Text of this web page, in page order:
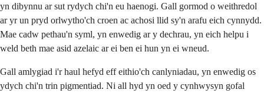
yn dibynnu ar sut rydych chi'n eu haenogi. Gall gormod o weithredol
ar yr un pryd orlwytho'ch croen ac achosi llid sy'n arafu eich cynnydd.
Mae cadw pethau'n syml, yn enwedig ar y dechrau, yn eich helpu i
weld beth mae asid azelaic ar ei ben ei hun yn ei wneud.
Gall amlygiad i'r haul hefyd eff eithio'ch canlyniadau, yn enwedig os
ydych chi'n trin pigmentiad. Ni all hyd yn oed y cynhwysyn gofal